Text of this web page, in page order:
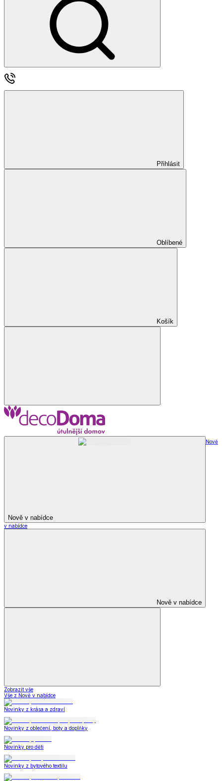
Přihlásit
Oblíbené
Košík
Nově v nabídce
Nově
v nabídce
Nově v nabídce
Zobrazit vše
Vše z Nově v nabídce
Novinky z krása a zdraví
Novinky z oblečení, boty a doplňky
Novinky pro děti
Novinky z bytového textilu